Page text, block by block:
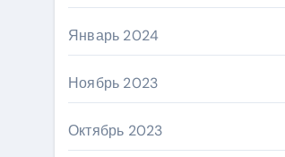
Январь 2024
Ноябрь 2023
Октябрь 2023